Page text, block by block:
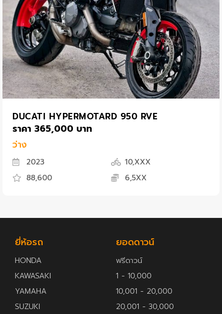
DUCATI HYPERMOTARD 950 RVE
ราคา 365,000 บาท
ว่าง
2023
10,XXX
88,600
6,5XX
ยี่ห้อรถ
HONDA
KAWASAKI
YAMAHA
SUZUKI
ยอดดาวน์
ฟรีดาวน์
1 - 10,000
10,001 - 20,000
20,001 - 30,000